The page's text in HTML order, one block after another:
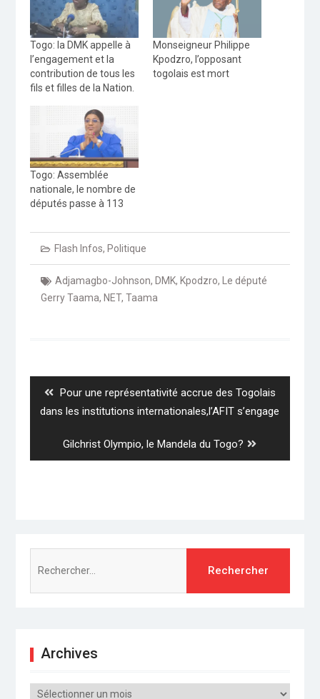
Togo: la DMK appelle à
l’engagement et la
contribution de tous les
fils et filles de la Nation.
Monseigneur Philippe
Kpodzro, l’opposant
togolais est mort
Togo: Assemblée
nationale, le nombre de
députés passe à 113
Flash Infos, Politique
Adjamagbo-Johnson, DMK, Kpodzro, Le député
Gerry Taama, NET, Taama
l’articlePrevious
post:
Pour une représentativité accrue des Togolais
dans les institutions internationales,l’AFIT s’engage
Next
post:
Gilchrist Olympio, le Mandela du Togo?
Archives
Archives